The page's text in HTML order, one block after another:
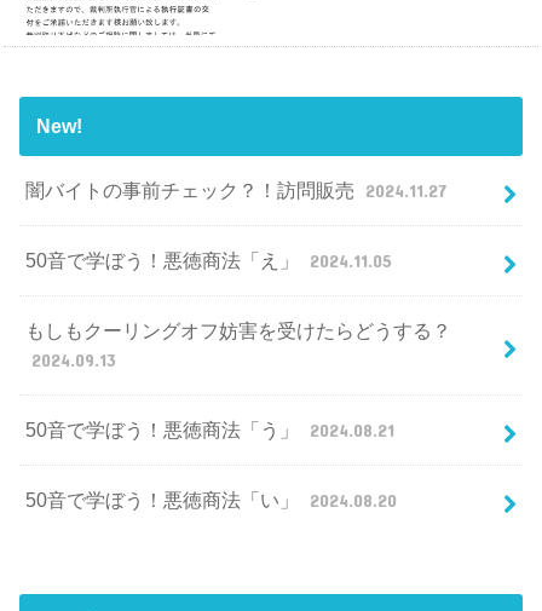
New!
闇バイトの事前チェック？！訪問販売 2024.11.27
50音で学ぼう！悪徳商法「え」 2024.11.05
もしもクーリングオフ妨害を受けたらどうする？
2024.09.13
50音で学ぼう！悪徳商法「う」 2024.08.21
50音で学ぼう！悪徳商法「い」 2024.08.20